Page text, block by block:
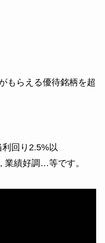
もらえる優待銘柄を超
回り2.5%以
業績好調…等です。